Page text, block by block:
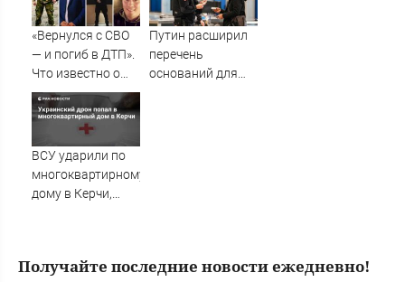
малыша
07/08/2026 –
мурманчан
«Вернулся с СВО
— и погиб в ДТП».
Что известно о
чоповцах,
сгоревших в
машине после
жесткой аварии
Путин расширил
перечень
оснований для
ВСУ ударили по
многоквартирному
дому в Керчи,
Получайте последние новости ежедневно!